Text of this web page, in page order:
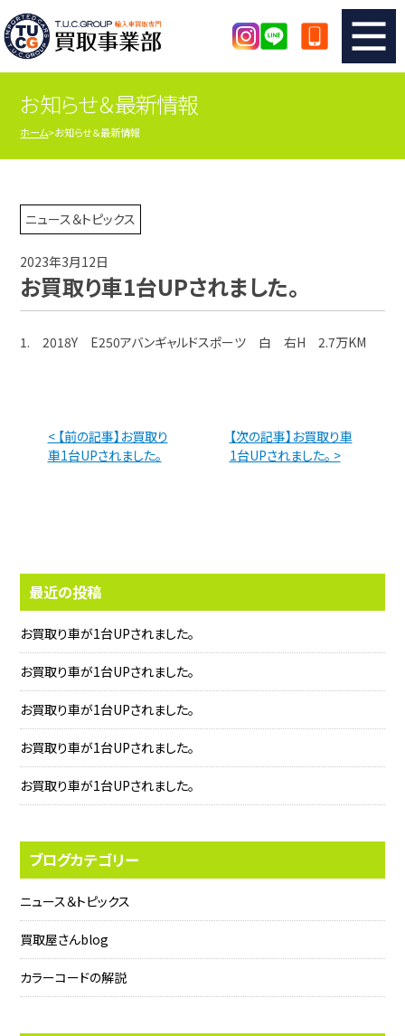
TUCのカンタン査定
査定の注意事項 メーカー別査定フォーム
TUCの買取実績
店舗紹介
お知らせ＆最新情報
ホーム お知らせ＆最新情報
ニュース＆トピックス
2023年3月12日
お買取り車1台UPされました。
1. 2018Y E250アバンギャルドスポーツ 白 右H 2.7万KM
< 【前の記事】お買取り
車1台UPされました。
【次の記事】お買取り車
1台UPされました。 >
最近の投稿
お買取り車が1台UPされました。
お買取り車が1台UPされました。
お買取り車が1台UPされました。
お買取り車が1台UPされました。
お買取り車が1台UPされました。
ブログカテゴリー
ニュース＆トピックス
買取屋さんblog
カラーコードの解説